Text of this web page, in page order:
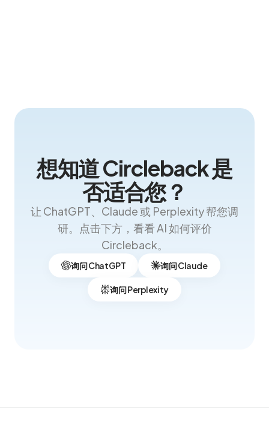
想知道 Circleback 是
否适合您？
让 ChatGPT、Claude 或 Perplexity 帮您调
研。点击下方，看看 AI 如何评价
Circleback。
询问 ChatGPT 询问 Claude
询问 Perplexity